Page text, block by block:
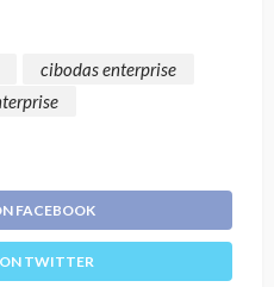
cibodas enterprise
FACEBOOK
TWITTER